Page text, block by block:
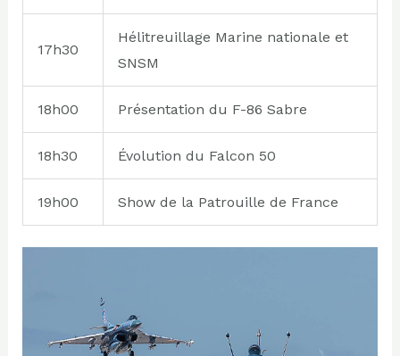
17h30
Hélitreuillage Marine nationale et
SNSM
18h00 Présentation du F-86 Sabre
18h30 Évolution du Falcon 50
19h00 Show de la Patrouille de France